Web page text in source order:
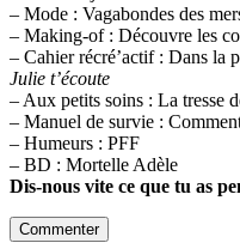
– Mode : Vagabondes des
– Making-of : Découvre les
– Cahier récré’actif : Dans la
Julie t’écoute
– Aux petits soins : La tresse
– Manuel de survie :
– Humeurs : PFF
– BD : Mortelle Adèle
Dis-nous vite ce que tu as
Commenter